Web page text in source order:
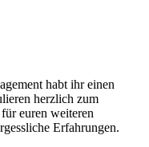
habt ihr einen
herzlich zum
euren weiteren
Erfahrungen.